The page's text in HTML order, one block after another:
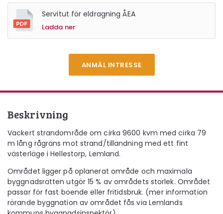
Servitut för eldragning ÅEA
Ladda ner
ANMÄL INTRESSE
Beskrivning
Vackert strandområde om cirka 9600 kvm med cirka 79
m lång rågräns mot strand/tillandning med ett fint
västerläge i Hellestorp, Lemland.
Området ligger på oplanerat område och maximala
byggnadsrätten utgör 15 % av områdets storlek. Området
passar för fast boende eller fritidsbruk. (mer information
rörande byggnation av området fås via Lemlands